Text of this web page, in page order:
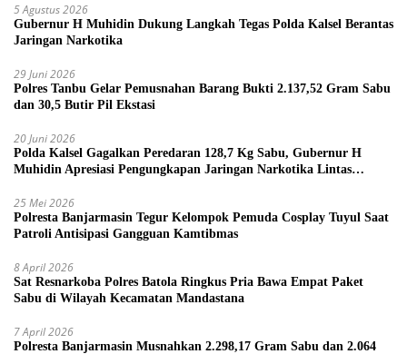
5 Agustus 2026
Gubernur H Muhidin Dukung Langkah Tegas Polda Kalsel Berantas
Jaringan Narkotika
29 Juni 2026
Polres Tanbu Gelar Pemusnahan Barang Bukti 2.137,52 Gram Sabu
dan 30,5 Butir Pil Ekstasi
20 Juni 2026
Polda Kalsel Gagalkan Peredaran 128,7 Kg Sabu, Gubernur H
Muhidin Apresiasi Pengungkapan Jaringan Narkotika Lintas
25 Mei 2026
Polresta Banjarmasin Tegur Kelompok Pemuda Cosplay Tuyul Saat
Patroli Antisipasi Gangguan Kamtibmas
8 April 2026
Sat Resnarkoba Polres Batola Ringkus Pria Bawa Empat Paket
Sabu di Wilayah Kecamatan Mandastana
7 April 2026
Polresta Banjarmasin Musnahkan 2.298,17 Gram Sabu dan 2.064